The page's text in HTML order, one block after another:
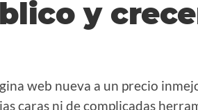
y
web nueva a un precio
caras ni de complicadas